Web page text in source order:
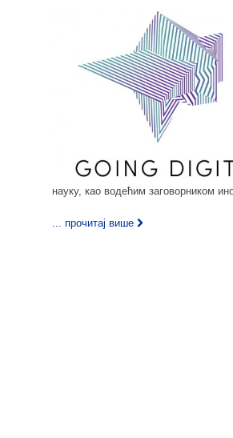
науку, као водећим заговорником
... прочитај више